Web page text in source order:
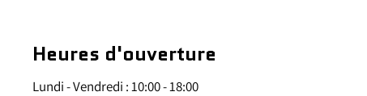
Heures d'ouverture
Lundi - Vendredi : 10:00 - 18:00